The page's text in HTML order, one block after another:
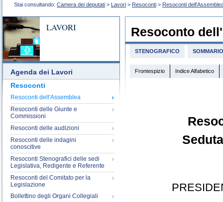
Stai consultando: Camera dei deputati > Lavori > Resoconti > Resoconti
LAVORI
Agenda dei Lavori
Resoconti
Resoconti dell'Assemblea
Resoconti delle Giunte e
Commissioni
Resoconti delle audizioni
Resoconti delle indagini
conoscitive
Resoconti Stenografici delle sedi
Legislativa, Redigente e Referente
Resoconti del Comitato per la
Legislazione
Bollettino degli Organi Collegiali
Resoconto
STENOGRAFICO SOMMARIO
Frontespizio Indice Alfabetico